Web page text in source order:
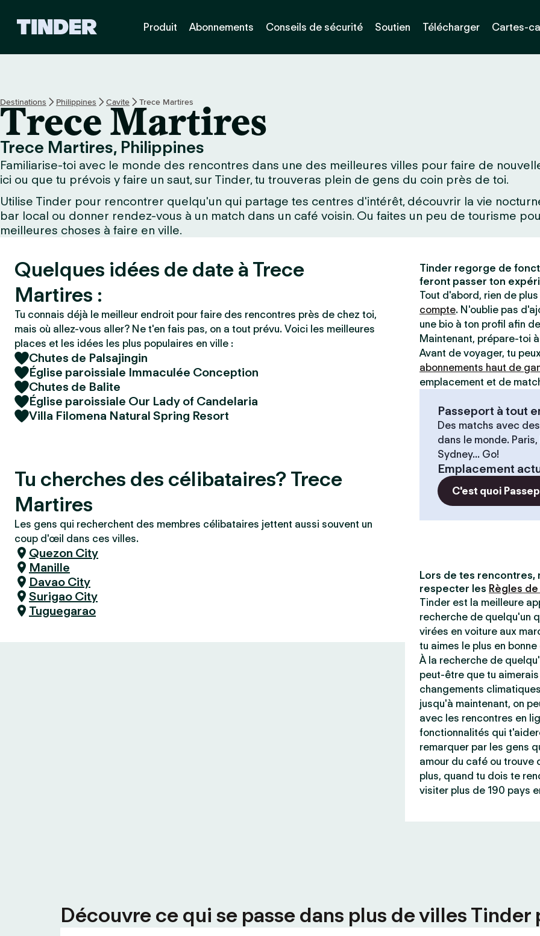
l
i
d
e
r
Produit Abonnements Conseils de sécurité Soutien Télécharger Cartes-
Destinations Philippines Cavite Trece Martires
Trece Martires
Trece Martires, Philippines
Familiarise-toi avec le monde des rencontres dans une des meilleures villes pour faire de
ici ou que tu prévois y faire un saut, sur Tinder, tu trouveras plein de gens du coin près de toi.
Utilise Tinder pour rencontrer quelqu'un qui partage tes centres d'intérêt, découvrir la vie
bar local ou donner rendez-vous à un match dans un café voisin. Ou faites un peu de tourisme
meilleures choses à faire en ville.
Quelques idées de date à Trece
Martires :
Tu connais déjà le meilleur endroit pour faire des rencontres près de chez toi,
mais où allez-vous aller? Ne t'en fais pas, on a tout prévu. Voici les meilleures
places et les idées les plus populaires en ville :
Chutes de Palsajingin
Église paroissiale Immaculée Conception
Chutes de Balite
Église paroissiale Our Lady of Candelaria
Villa Filomena Natural Spring Resort
Tu cherches des célibataires? Trece
Martires
Les gens qui recherchent des membres célibataires jettent aussi souvent un
coup d'œil dans ces villes.
Quezon City
Manille
Davao City
Surigao City
Tuguegarao
Tinder regorge de
feront passer ton
Tout d'abord, rien de
compte. N'oublie pas
une bio à ton profil afin
Maintenant, prépare-toi à
Avant de voyager, tu
abonnements haut de
emplacement et de
Passeport à tout
Des matchs avec
dans le monde.
Sydney... Go!
Emplacement
C'est quoi
Lors de tes rencontres,
respecter les Règles
Tinder est la meilleure
recherche de quelqu'un
virées en voiture aux
tu aimes le plus en
À la recherche de
peut-être que tu
changements
jusqu'à maintenant, on
avec les rencontres en
fonctionnalités qui
remarquer par les gens
amour du café ou trouve
plus, quand tu dois te
visiter plus de 190 pays
Découvre ce qui se passe dans plus de villes Tinder